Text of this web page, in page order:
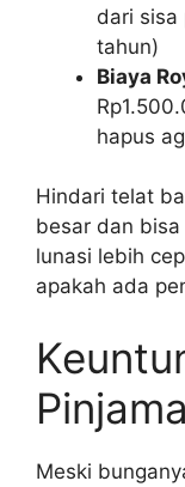
dari sisa
tahun)
Biaya
hapus
Hindari telat
besar dan
lunasi lebih
apakah ada
Meski